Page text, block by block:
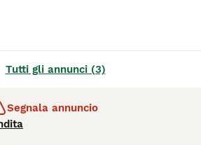
Tutti gli annunci (3)
Segnala annuncio